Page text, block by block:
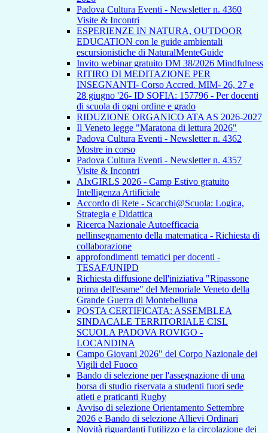
Padova Cultura Eventi - Newsletter n. 4360
Visite & Incontri
ESPERIENZE IN NATURA, OUTDOOR
EDUCATION con le guide ambientali
escursionistiche di NaturalMenteGuide
Invito webinar gratuito DM 38/2026 Mindfulness
RITIRO DI MEDITAZIONE PER
INSEGNANTI- Corso Accred. MIM- 26, 27 e
28 giugno '26- ID SOFIA: 157796 - Per docenti
di scuola di ogni ordine e grado
RIDUZIONE ORGANICO ATA AS 2026-2027
Il Veneto legge "Maratona di lettura 2026"
Padova Cultura Eventi - Newsletter n. 4362
Mostre in corso
Padova Cultura Eventi - Newsletter n. 4357
Visite & Incontri
AIxGIRLS 2026 - Camp Estivo gratuito
Intelligenza Artificiale
Accordo di Rete - Scacchi@Scuola: Logica,
Strategia e Didattica
Ricerca Nazionale Autoefficacia
nellinsegnamento della matematica - Richiesta di
collaborazione
approfondimenti tematici per docenti -
TESAF/UNIPD
Richiesta diffusione dell'iniziativa "Ripassone
prima dell'esame" del Memoriale Veneto della
Grande Guerra di Montebelluna
POSTA CERTIFICATA: ASSEMBLEA
SINDACALE TERRITORIALE CISL
SCUOLA PADOVA ROVIGO -
LOCANDINA
Campo Giovani 2026" del Corpo Nazionale dei
Vigili del Fuoco
Bando di selezione per l'assegnazione di una
borsa di studio riservata a studenti fuori sede
atleti e praticanti Rugby
Avviso di selezione Orientamento Settembre
2026 e Bando di selezione Allievi Ordinari
Novità riguardanti l'utilizzo e la circolazione dei